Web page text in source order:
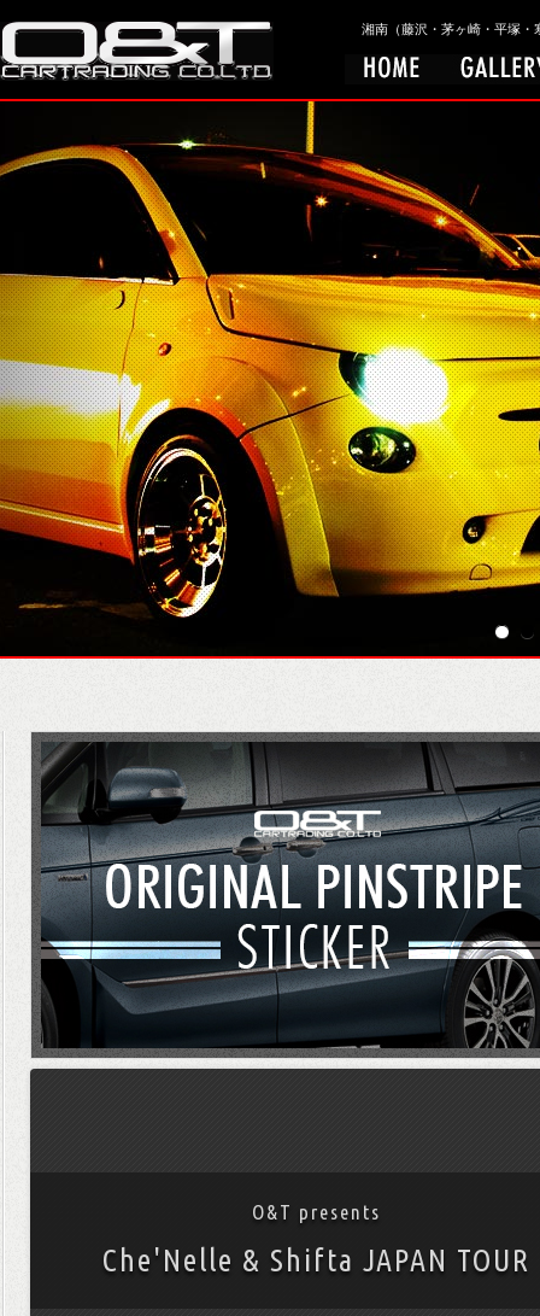
湘南（藤沢・茅ヶ崎・平塚
O&T presents
Che'Nelle & Shifta JAPAN TOUR